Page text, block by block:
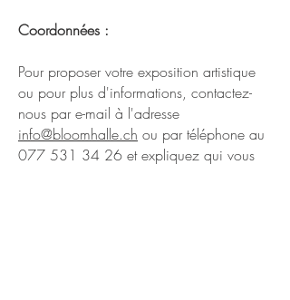
Coordonnées :
Pour proposer votre exposition artistique
ou pour plus d'informations, contactez-
nous par e-mail à l'adresse
info@bloomhalle.ch ou par téléphone au
077 531 34 26 et expliquez qui vous